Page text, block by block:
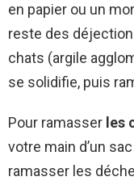
en papier ou un
reste des
chats (argile
se solidifie, puis
Pour ramasser les
votre main d’un
ramasser les